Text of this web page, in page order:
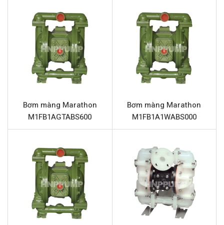
ứng các yêu cầu khắt khe nhất.
Marathon M20B1I1WABS000 thuộc dòng bơm màng khí
nén (AODD) cao cấp, được sản xuất bởi Marathon, một
thương hiệu uy tín trong ngành công nghiệp bơm. Sản
phẩm này nổi bật với khả năng xử lý đa dạng các loại vật
và tuổi thọ lâu dài. Đây là lựa chọn lý tưởng cho các nhà
máy, xí nghiệp đang tìm kiếm một thiết bị bơm mạnh
mẽ, an toàn và dễ bảo trì.
Thông số kỹ thuật Marathon
M20B1I1WABS000
Tên sản phẩm
Bơm màng Marathon M20B1I1WABS000
Marathon M20B1I1WABS000
Loại bơm
Bơm màng Marathon
M1FB1AGTABS600
Bơm màng Marathon
M1FB1A1WABS000